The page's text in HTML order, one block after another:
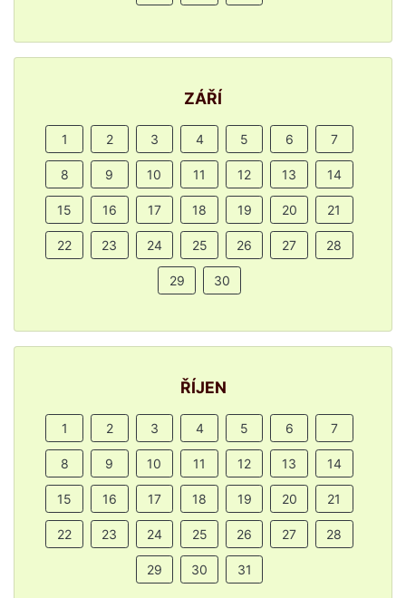
ZÁŘÍ
1 2 3 4 5 6 7
8 9 10 11 12 13 14
15 16 17 18 19 20 21
22 23 24 25 26 27 28
29 30
ŘÍJEN
1 2 3 4 5 6 7
8 9 10 11 12 13 14
15 16 17 18 19 20 21
22 23 24 25 26 27 28
29 30 31